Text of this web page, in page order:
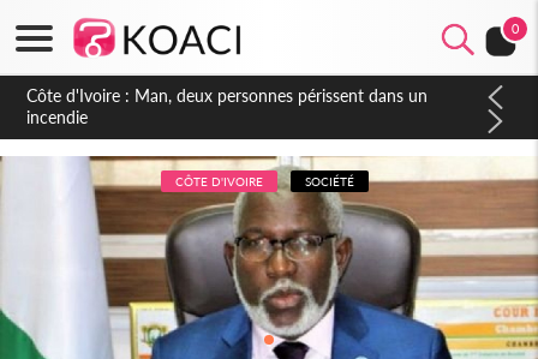
0
Côte d'Ivoire : Séileu, la célébration de la fête nationale
transformée en vaste campagne contre les produits
dépigmentants dangereux
CÔTE D'IVOIRE SOCIÉTÉ